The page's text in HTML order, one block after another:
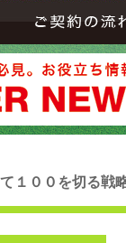
１００を切る戦